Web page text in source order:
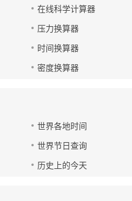
在线科学计算器
压力换算器
时间换算器
密度换算器
世界各地时间
世界节日查询
历史上的今天